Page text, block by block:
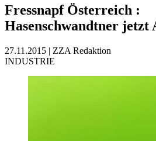
Fressnapf Österreich :
Hasenschwandtner jetzt
27.11.2015 | ZZA Redaktion
INDUSTRIE